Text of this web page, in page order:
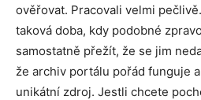
ověřovat. Pracovali velmi
taková doba, kdy podobné
samostatně přežít, že se jim
že archiv portálu pořád funguje
unikátní zdroj. Jestli chcete